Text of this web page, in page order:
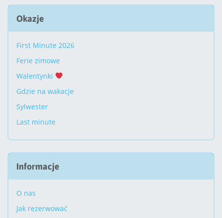
Okazje
First Minute 2026
Ferie zimowe
Walentynki
Gdzie na wakacje
Sylwester
Last minute
Informacje
O nas
Jak rezerwować